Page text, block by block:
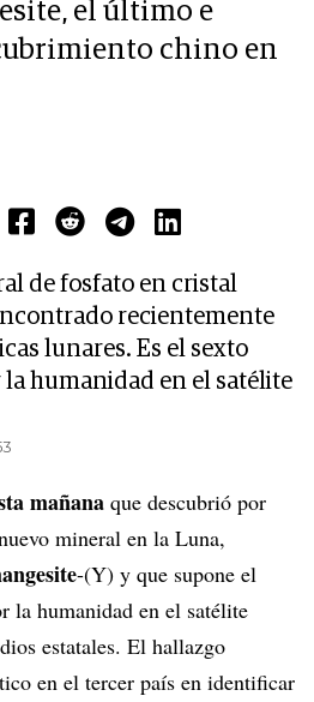
el último e
chino en
de fosfato en cristal
recientemente
lunares. Es el sexto
humanidad en el satélite
mañana que descubrió por
mineral en la Luna,
-(Y) y que supone el
la humanidad en el satélite
estatales. El hallazgo
en el tercer país en identificar